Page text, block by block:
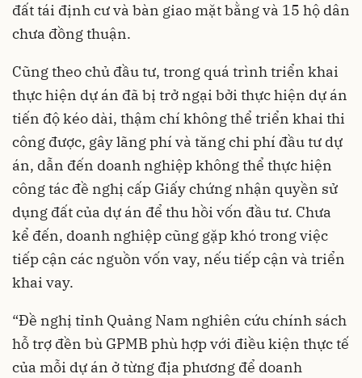
đất tái định cư và bàn giao mặt bằng và 15 hộ dân
chưa đồng thuận.
Cũng theo chủ đầu tư, trong quá trình triển khai
thực hiện dự án đã bị trở ngại bởi thực hiện dự án
tiến độ kéo dài, thậm chí không thể triển khai thi
công được, gây lãng phí và tăng chi phí đầu tư dự
án, dẫn đến doanh nghiệp không thể thực hiện
công tác đề nghị cấp Giấy chứng nhận quyền sử
dụng đất của dự án để thu hồi vốn đầu tư. Chưa
kể đến, doanh nghiệp cũng gặp khó trong việc
tiếp cận các nguồn vốn vay, nếu tiếp cận và triển
khai vay.
“Đề nghị tỉnh Quảng Nam nghiên cứu chính sách
hỗ trợ đền bù GPMB phù hợp với điều kiện thực tế
của mỗi dự án ở từng địa phương để doanh